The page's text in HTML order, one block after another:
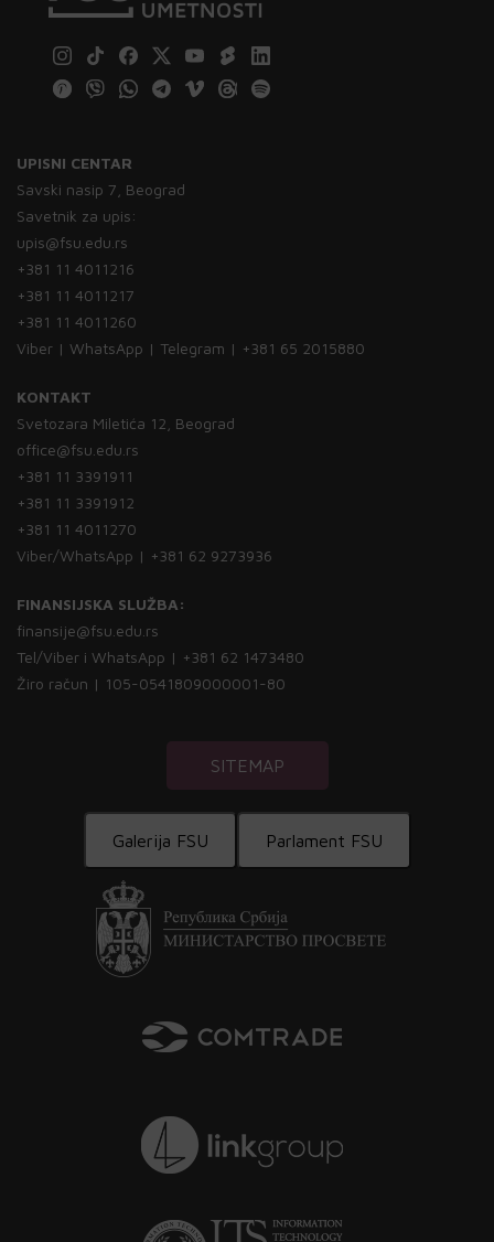
UPISNI CENTAR
Savski nasip 7, Beograd
Savetnik za upis:
upis@fsu.edu.rs
+381 11 4011216
+381 11 4011217
+381 11 4011260
Viber | WhatsApp | Telegram | +381 65 2015880
KONTAKT
Svetozara Miletića 12, Beograd
office@fsu.edu.rs
+381 11 3391911
+381 11 3391912
+381 11 4011270
Viber/WhatsApp | +381 62 9273936
FINANSIJSKA SLUŽBA:
finansije@fsu.edu.rs
Tel/Viber i WhatsApp | +381 62 1473480
Žiro račun | 105-0541809000001-80
SITEMAP
Galerija FSU Parlament FSU